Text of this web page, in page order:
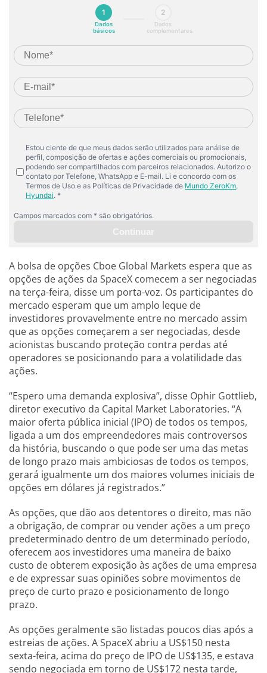
A bolsa de opções Cboe Global Markets espera que as
opções de ações da SpaceX comecem a ser negociadas
na terça-feira, disse um porta-voz. Os participantes do
mercado esperam que um amplo leque de
investidores provavelmente entre no mercado assim
que as opções começarem a ser negociadas, desde
acionistas buscando proteção contra perdas até
operadores se posicionando para a volatilidade das
ações.
“Espero uma demanda explosiva”, disse Ophir Gottlieb,
diretor executivo da Capital Market Laboratories. “A
maior oferta pública inicial (IPO) de todos os tempos,
ligada a um dos empreendedores mais controversos
da história, buscando o que pode ser uma das metas
de longo prazo mais ambiciosas de todos os tempos,
gerará igualmente um dos maiores volumes iniciais de
opções em dólares já registrados.”
As opções, que dão aos detentores o direito, mas não
a obrigação, de comprar ou vender ações a um preço
predeterminado dentro de um determinado período,
oferecem aos investidores uma maneira de baixo
custo de obterem exposição às ações de uma empresa
e de expressar suas opiniões sobre movimentos de
preço de curto prazo e posicionamento de longo
prazo.
As opções geralmente são listadas poucos dias após a
estreias de ações. A SpaceX abriu a US$150 nesta
sexta-feira, acima do preço de IPO de US$135, e estava
sendo negociada em torno de US$172 nesta tarde,